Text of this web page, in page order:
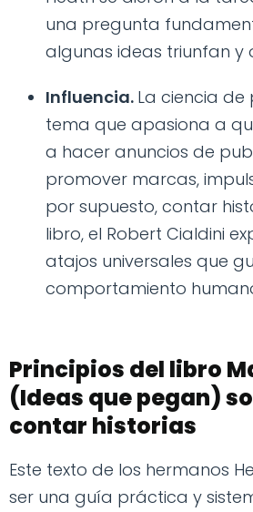
una pregunta
algunas ideas triunfan y
Influencia. La ciencia de
tema que apasiona a
a hacer anuncios de
promover marcas,
por supuesto, contar
libro, el Robert Cialdini
atajos universales que
comportamiento
Principios del libro
(Ideas que pegan)
contar historias
Este texto de los hermanos
ser una guía práctica y